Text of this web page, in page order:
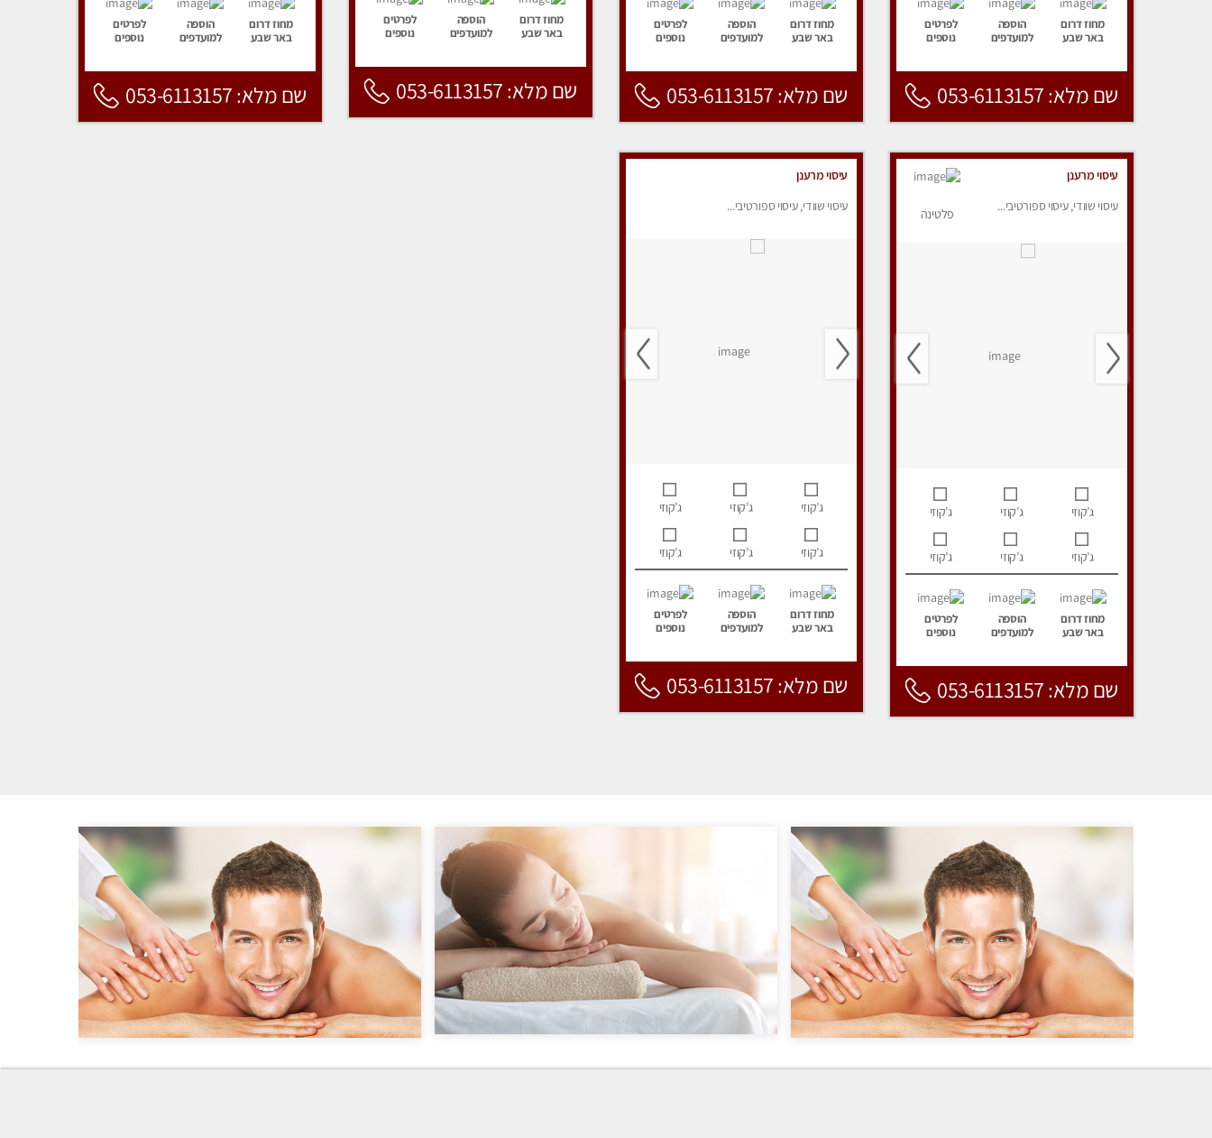
מחוז דרום
באר שבע
הוספה
למועדפים
לפרטים
נוספים
שם מלא: 053-6113157
מחוז דרום
באר שבע
הוספה
למועדפים
לפרטים
נוספים
שם מלא: 053-6113157
מחוז דרום
באר שבע
הוספה
למועדפים
לפרטים
נוספים
שם מלא: 053-6113157
מחוז דרום
באר שבע
הוספה
למועדפים
לפרטים
נוספים
שם מלא: 053-6113157
עיסוי מרענן
עיסוי שוודי, עיסוי ספורטיבי...
פלטינה
ג’קוזי ג’קוזי ג’קוזי
ג’קוזי ג’קוזי ג’קוזי
מחוז דרום
באר שבע
הוספה
למועדפים
לפרטים
נוספים
שם מלא: 053-6113157
עיסוי מרענן
עיסוי שוודי, עיסוי ספורטיבי...
ג’קוזי ג’קוזי ג’קוזי
ג’קוזי ג’קוזי ג’קוזי
מחוז דרום
באר שבע
הוספה
למועדפים
לפרטים
נוספים
שם מלא: 053-6113157